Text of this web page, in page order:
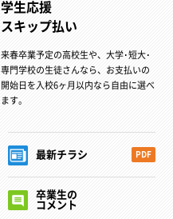
学生応援
スキップ払い
来春卒業予定の高校生や、大学･短大･
専門学校の生徒さんなら、お支払いの
開始日を入校6ヶ月以内なら自由に選べ
ます。
最新チラシ PDF
卒業生の
コメント